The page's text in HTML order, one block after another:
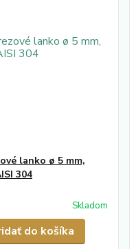
lanko ø 5 mm,
304
Skladom
do košíka